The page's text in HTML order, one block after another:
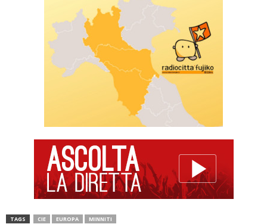
TAGS CIE EUROPA MINNITI